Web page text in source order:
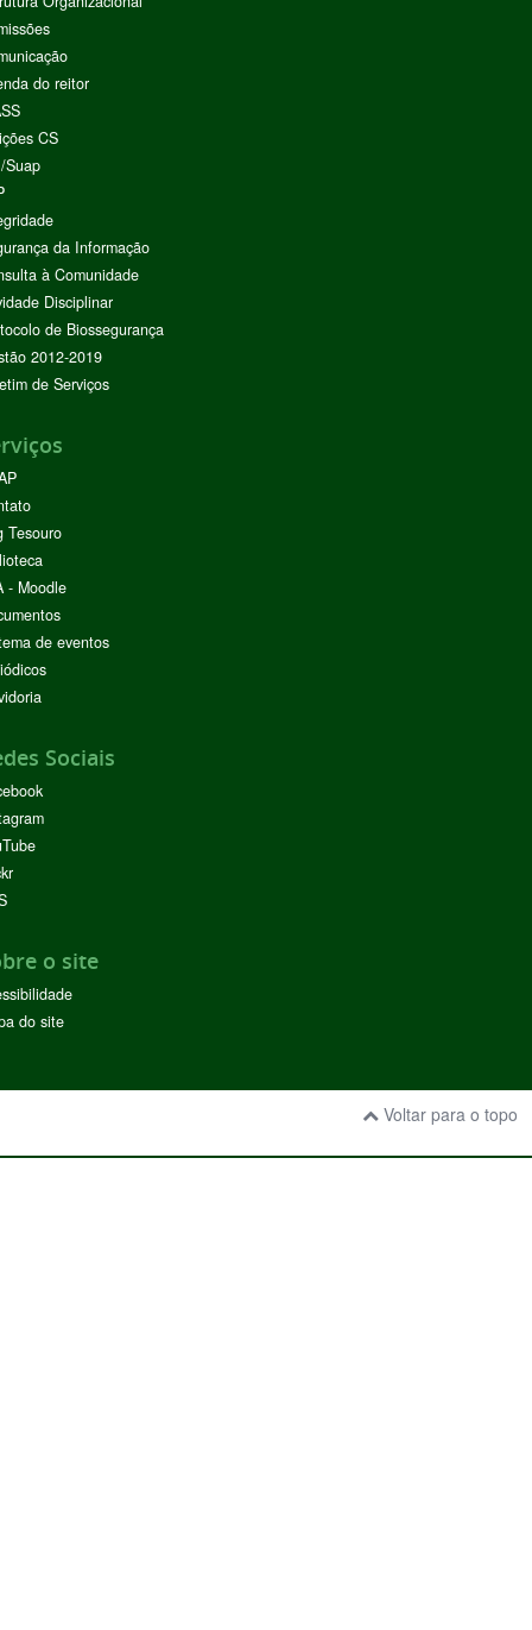
do reitor
CS
Suap
da Informação
à Comunidade
Disciplinar
de Biossegurança
2012-2019
de Serviços
Tesouro
- Moodle
de eventos
Sociais
o site
do site
Voltar para o topo